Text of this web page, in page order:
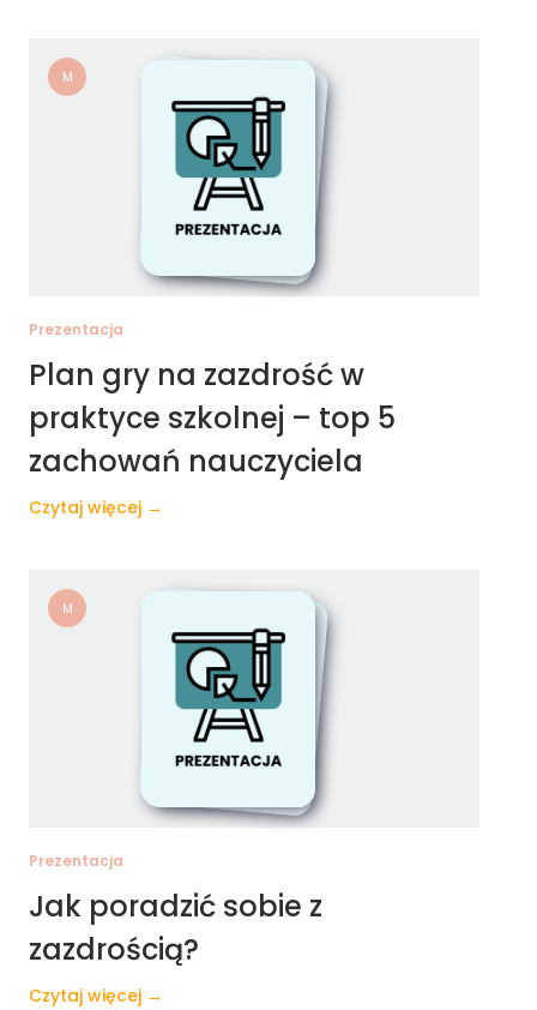
M
Prezentacja
Plan gry na zazdrość w
praktyce szkolnej – top 5
zachowań nauczyciela
Czytaj więcej →
M
Prezentacja
Jak poradzić sobie z
zazdrością?
Czytaj więcej →